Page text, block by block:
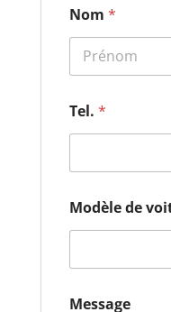
Nom *
Tel. *
Modèle de
Message